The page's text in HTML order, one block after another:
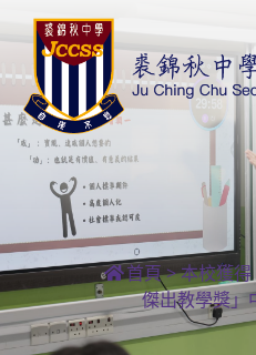
首頁>本校獲
傑出教學獎」